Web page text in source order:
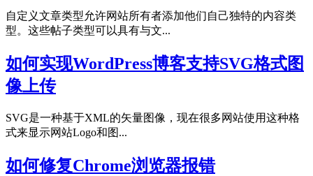
自定义文章类型允许网站所有者添加他们自己独特的内容类
型。这些帖子类型可以具有与文...
如何实现WordPress博客支持SVG格式图
像上传
SVG是一种基于XML的矢量图像，现在很多网站使用这种格
式来显示网站Logo和图...
如何修复Chrome浏览器报错